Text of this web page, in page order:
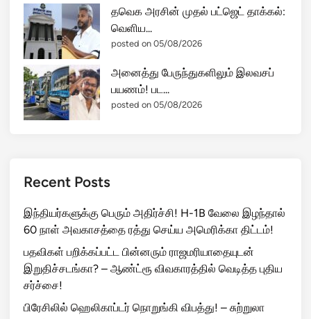
தவெக அரசின் முதல் பட்ஜெட் தாக்கல்:
வெளிய...
posted on 05/08/2026
அனைத்து பேருந்துகளிலும் இலவசப்
பயணம்! பட...
posted on 05/08/2026
Recent Posts
இந்தியர்களுக்கு பெரும் அதிர்ச்சி! H-1B வேலை இழந்தால்
60 நாள் அவகாசத்தை ரத்து செய்ய அமெரிக்கா திட்டம்!
பதவிகள் பறிக்கப்பட்ட பின்னரும் ராஜமரியாதையுடன்
இறுதிச்சடங்கா? – ஆண்ட்ரூ விவகாரத்தில் வெடித்த புதிய
சர்ச்சை!
பிரேசிலில் ஹெலிகாப்டர் நொறுங்கி விபத்து! – சுற்றுலா